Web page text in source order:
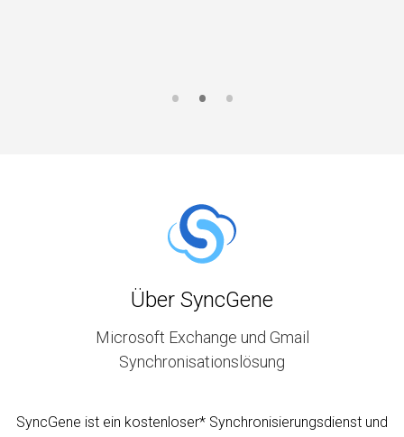
Über SyncGene
Microsoft Exchange und Gmail
Synchronisationslösung
SyncGene ist ein kostenloser* Synchronisierungsdienst und